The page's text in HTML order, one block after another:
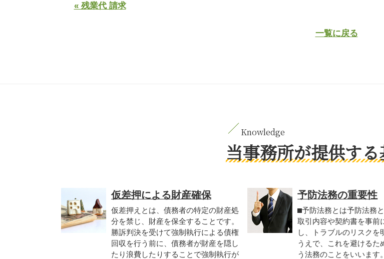
« 残業代 請求
一覧に戻る
当事務所が提供す
仮差押による財産確保
仮差押えとは、債務者の特定の財産処
分を禁じ、財産を保全することです。
勝訴判決を受けて強制執行による債権
回収を行う前に、債務者が財産を隠し
たり浪費したりすることで強制執行が
予防法務の重要性
⬛︎予防法務とは予防法務
取引内容や契約書を事前
し、トラブルのリスクを
うえで、これを避けるた
う法務のことをいいます